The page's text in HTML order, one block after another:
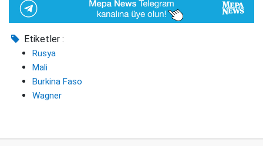
Etiketler :
Rusya
Mali
Burkina Faso
Wagner